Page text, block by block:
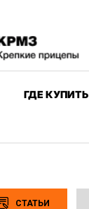
ГДЕ КУПИТЬ
СТАТЬИ